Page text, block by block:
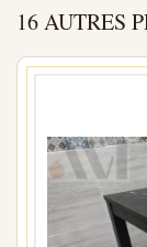
16 AUTRES